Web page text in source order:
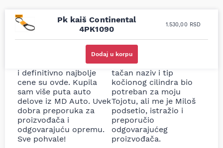
Pk kaiš Continental
4PK1090
1.530,00 RSD
Dodaj u korpu
Uporedila sam sve
prodavnice auto delova
i definitivno najbolje
cene su ovde. Kupila
sam više puta auto
delove iz MD Auto. Uvek
dobra preporuka za
proizvođača i
odgovarajuću opremu.
Sve pohvale!
Odlična usluga i
ljubazni prodavci.
Nisam bio siguran koji je
tačan naziv i tip
kočionog cilindra bio
potreban za moju
Tojotu, ali me je Miloš
podsetio, istražio i
preporučio
odgovarajućeg
proizvođača.